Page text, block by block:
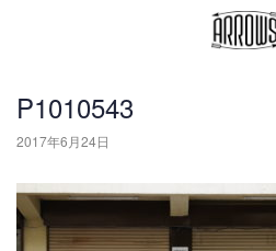
P1010543
2017年6月24日